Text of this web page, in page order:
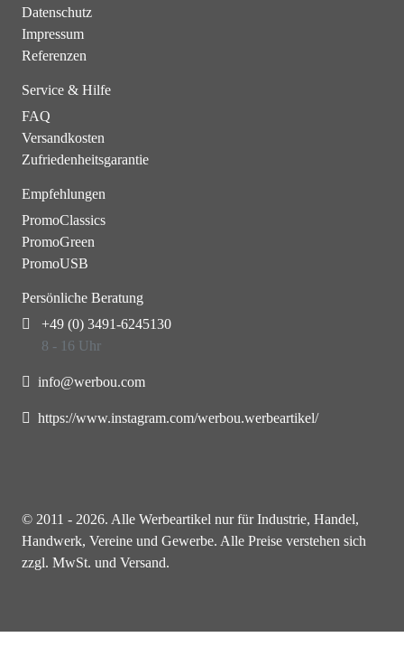
Datenschutz
Impressum
Referenzen
Service & Hilfe
FAQ
Versandkosten
Zufriedenheitsgarantie
Empfehlungen
PromoClassics
PromoGreen
PromoUSB
Persönliche Beratung
+49 (0) 3491-6245130
8 - 16 Uhr
info@werbou.com
https://www.instagram.com/werbou.werbeartikel/
© 2011 - 2026. Alle Werbeartikel nur für Industrie, Handel,
Handwerk, Vereine und Gewerbe. Alle Preise verstehen sich
zzgl. MwSt. und Versand.